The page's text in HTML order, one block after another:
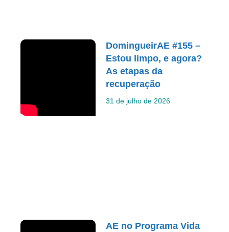
DomingueirAE #155 –
Estou limpo, e agora?
As etapas da
recuperação
31 de julho de 2026
AE no Programa Vida